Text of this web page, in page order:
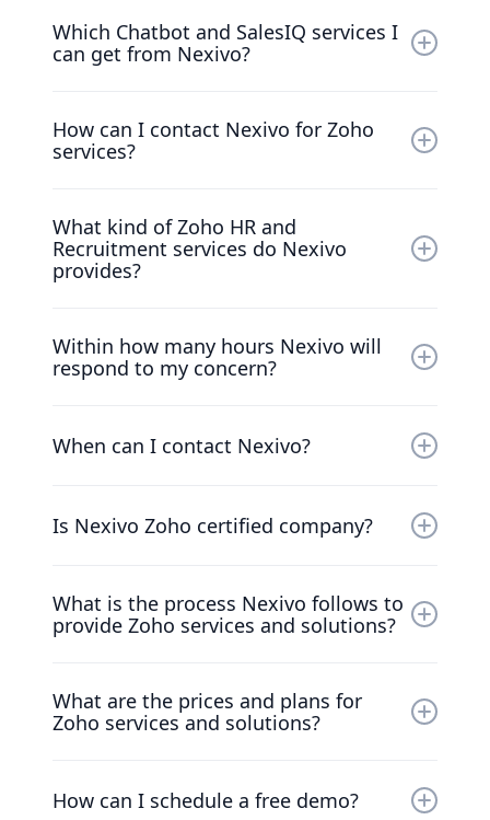
Widgets, and Zoho Analytics.
and solutions-
Zoho CRM and Finance solutions for real
Which Chatbot and SalesIQ services I
can get from Nexivo?
educational institutions, healthcare sector
and restaurants.
How can I contact Nexivo for Zoho
services?
details to our chatbot or you can go to our
website's contact us page, fill up the contact
us form and submit. We will contact you
What kind of Zoho HR and
Recruitment services do Nexivo
provides?
Zoho Recruit.
Within how many hours Nexivo will
respond to my concern?
When can I contact Nexivo?
9:30am to 6:30pm from Monday to Friday.
Is Nexivo Zoho certified company?
What is the process Nexivo follows to
provide Zoho services and solutions?
Business processes with Zoho, we have
established the following process driven
Training-On going support.
What are the prices and plans for
Zoho services and solutions?
Zoho representative will brief you about all
How can I schedule a free demo?